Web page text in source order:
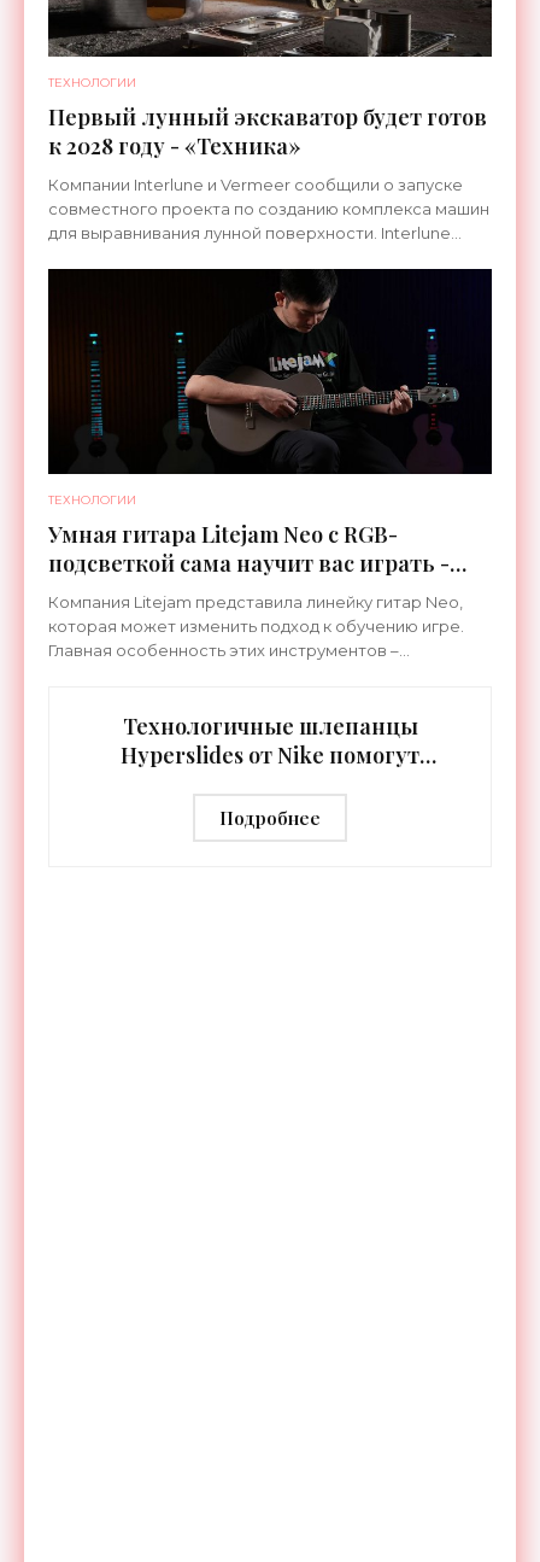
ТЕХНОЛОГИИ
Первый лунный экскаватор будет готов
к 2028 году - «Техника»
Компании Interlune и Vermeer сообщили о запуске
совместного проекта по созданию комплекса машин
для выравнивания лунной поверхности. Interlune
ТЕХНОЛОГИИ
Умная гитара Litejam Neo с RGB-
подсветкой сама научит вас играть -
«Гаджеты»
Компания Litejam представила линейку гитар Neo,
которая может изменить подход к обучению игре.
Главная особенность этих инструментов –
Технологичные шлепанцы
Hyperslides от Nike помогут
тренировки - «Гаджеты»
Подробнее